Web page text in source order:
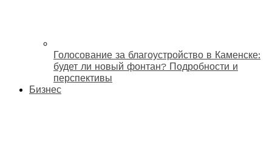
Голосование за благоустройство в Каменске:
будет ли новый фонтан? Подробности и
перспективы
Бизнес